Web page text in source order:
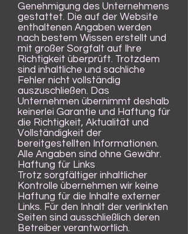
Genehmigung des Unternehmens
gestattet. Die auf der Website
enthaltenen Angaben werden
nach bestem Wissen erstellt und
mit großer Sorgfalt auf Ihre
Richtigkeit überprüft. Trotzdem
sind inhaltliche und sachliche
Fehler nicht vollständig
auszuschließen. Das
Unternehmen übernimmt deshalb
keinerlei Garantie und Haftung für
die Richtigkeit, Aktualität und
Vollständigkeit der
bereitgestellten Informationen.
Alle Angaben sind ohne Gewähr.
Haftung für Links
Trotz sorgfältiger inhaltlicher
Kontrolle übernehmen wir keine
Haftung für die Inhalte externer
Links. Für den Inhalt der verlinkten
Seiten sind ausschließlich deren
Betreiber verantwortlich.